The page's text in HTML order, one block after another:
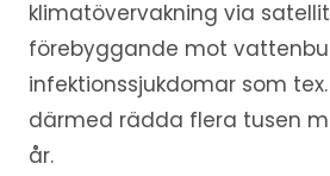
klimatövervakning via
förebyggande mot
infektionssjukdomar som
därmed rädda flera tusen
år.